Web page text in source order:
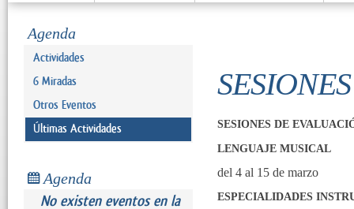
SESIONES DE
LENGUAJE MUSICAL
del 4 al 15 de marzo
ESPECIALIDADES
Agenda
Actividades
6 Miradas
Otros Eventos
Últimas Actividades
Agenda
No existen eventos en la